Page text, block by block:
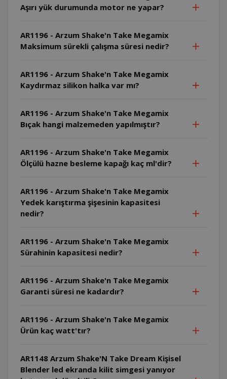
Aşırı yük durumunda motor ne yapar?
AR1196 - Arzum Shake'n Take Megamix
Maksimum sürekli çalışma süresi nedir?
AR1196 - Arzum Shake'n Take Megamix
Kaydırmaz silikon halka var mı?
AR1196 - Arzum Shake'n Take Megamix
Bıçak hangi malzemeden yapılmıştır?
AR1196 - Arzum Shake'n Take Megamix
Ölçülü hazne besleme kapağı kaç ml'dir?
AR1196 - Arzum Shake'n Take Megamix
Yedek karıştırma şişesinin kapasitesi
nedir?
AR1196 - Arzum Shake'n Take Megamix
Sürahinin kapasitesi nedir?
AR1196 - Arzum Shake'n Take Megamix
Garanti süresi ne kadardır?
AR1196 - Arzum Shake'n Take Megamix
Ürün kaç watt'tır?
AR1148 Arzum Shake'N Take Dream Kişisel
Blender led ekranda kilit simgesi yanıyor